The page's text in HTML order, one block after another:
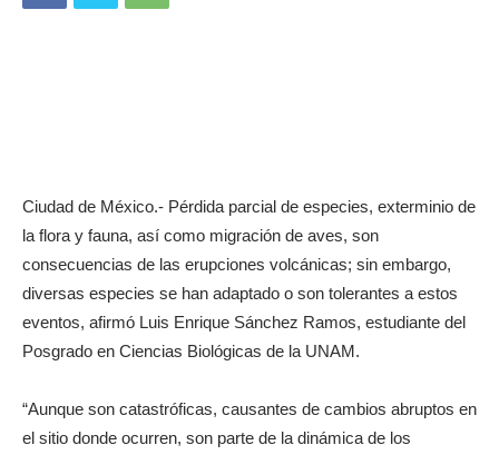
Ciudad de México.- Pérdida parcial de especies, exterminio de
la flora y fauna, así como migración de aves, son
consecuencias de las erupciones volcánicas; sin embargo,
diversas especies se han adaptado o son tolerantes a estos
eventos, afirmó Luis Enrique Sánchez Ramos, estudiante del
Posgrado en Ciencias Biológicas de la UNAM.
“Aunque son catastróficas, causantes de cambios abruptos en
el sitio donde ocurren, son parte de la dinámica de los